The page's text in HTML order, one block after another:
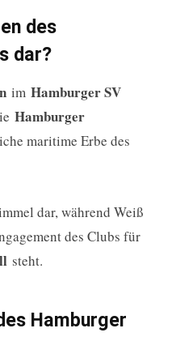
des
dar?
im Hamburger SV
Hamburger
maritime Erbe des
dar, während Weiß
des Clubs für
steht.
Hamburger